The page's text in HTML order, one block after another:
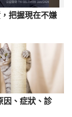
把握現在不嫌
因、症狀、診